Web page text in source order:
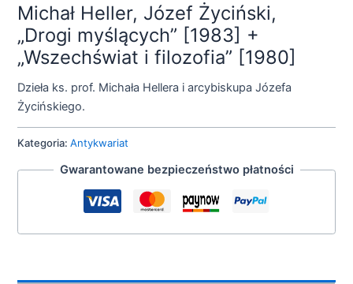
Michał Heller, Józef Życiński,
„Drogi myślących” [1983] +
„Wszechświat i filozofia” [1980]
Dzieła ks. prof. Michała Hellera i arcybiskupa Józefa
Życińskiego.
Kategoria:Antykwariat
Gwarantowane bezpieczeństwo płatności